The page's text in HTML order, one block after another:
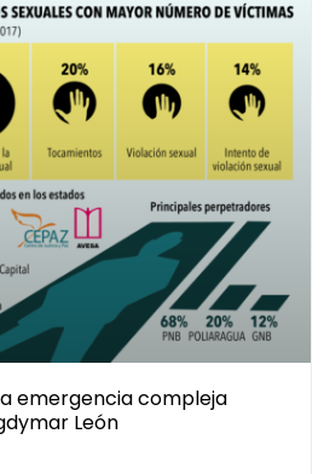
emergencia compleja
León